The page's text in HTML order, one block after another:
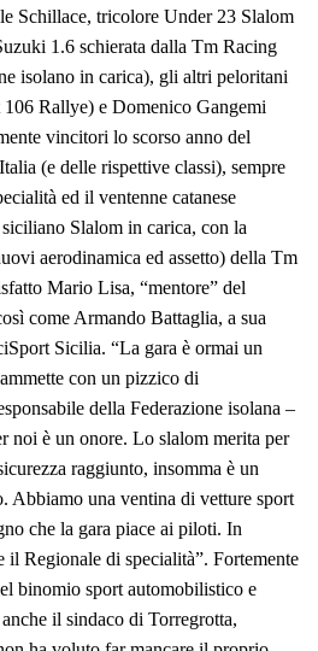
Schillace, tricolore Under 23 Slalom
1.6 schierata dalla Tm Racing
isolano in carica), gli altri peloritani
Rallye) e Domenico Gangemi
vincitori lo scorso anno del
(e delle rispettive classi), sempre
ed il ventenne catanese
Slalom in carica, con la
aerodinamica ed assetto) della Tm
Mario Lisa, “mentore” del
come Armando Battaglia, a sua
Sicilia. “La gara è ormai un
con un pizzico di
della Federazione isolana –
noi è un onore. Lo slalom merita per
raggiunto, insomma è un
Abbiamo una ventina di vetture sport
che la gara piace ai piloti. In
il Regionale di specialità”. Fortemente
binomio sport automobilistico e
il sindaco di Torregrotta,